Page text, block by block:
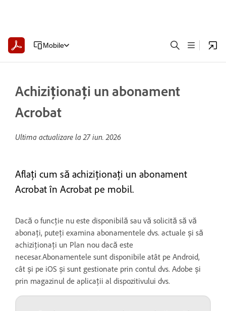
Mobile
Achiziționați un abonament
Acrobat
Ultima actualizare la27 iun. 2026
Aflați cum să achiziționați un abonament
Acrobat în Acrobat pe mobil.
Dacă o funcție nu este disponibilă sau vă solicită să vă
abonați, puteți examina abonamentele dvs. actuale și să
achiziționați un Plan nou dacă este
necesar.Abonamentele sunt disponibile atât pe Android,
cât și pe iOS și sunt gestionate prin contul dvs. Adobe și
prin magazinul de aplicații al dispozitivului dvs.